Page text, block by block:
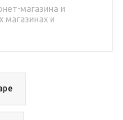
магазина и
магазинах и